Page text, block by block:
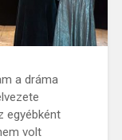
a dráma
egyébként
volt